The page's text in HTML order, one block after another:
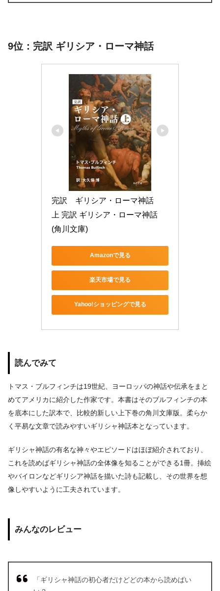
9位：完訳 ギリシア・ローマ神話
完訳　ギリシア・ローマ神話
上 完訳 ギリシア・ローマ神話
(角川文庫)
Amazonで見る
楽天市場で見る
Yahoo!ショッピングで見る
読んでみて
トマス・ブルフィンチは19世紀、ヨーロッパの神話や伝承をまと
めてアメリカに紹介した作家です。本書はそのブルフィンチの本
を底本にした訳本で、比較的新しい上下巻の角川文庫版。柔らか
く平易な文章で読みやすいギリシャ神話本となっています。
ギリシャ神話の有名な神々やエピソードはほぼ紹介されており、
これを読めばギリシャ神話の全体像を知ることができる1冊。挿絵
やバイロンなどギリシア神話を描いた詩も記載し、その世界を想
像しやすいように工夫されています。
みんなのレビュー
「ギリシャ神話の初心者だけどどの本から読めばい